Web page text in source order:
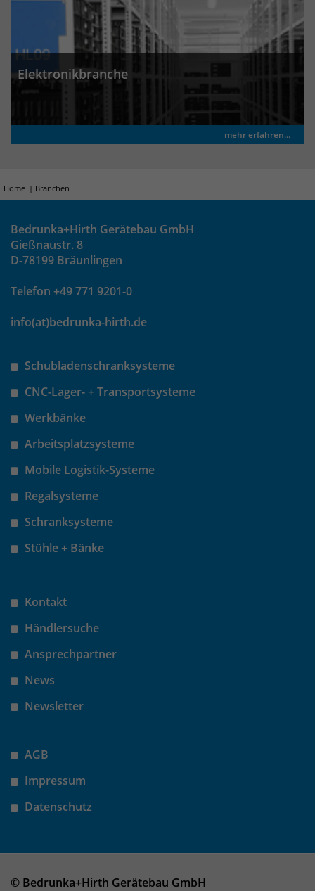
Elektronikbranche
mehr erfahren...
Home Branchen
Bedrunka+Hirth Gerätebau GmbH
Gießnaustr. 8
D-78199 Bräunlingen
Telefon +49 771 9201-0
info(at)bedrunka-hirth.de
Schubladenschranksysteme
CNC-Lager- + Transportsysteme
Werkbänke
Arbeitsplatzsysteme
Mobile Logistik-Systeme
Regalsysteme
Schranksysteme
Stühle + Bänke
Kontakt
Händlersuche
Ansprechpartner
News
Newsletter
AGB
Impressum
Datenschutz
© Bedrunka+Hirth Gerätebau GmbH
Das Cookie wird genutzt um temporär
Session Daten zu speichern
Name _pk_hsr
Name _pk_testcookie
Anbieter Matomo
Laufzeit wenige Sekunden
Das Cookie wird gesetzt um zu
demTest wieder gelöscht.